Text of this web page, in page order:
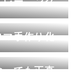
手作り化